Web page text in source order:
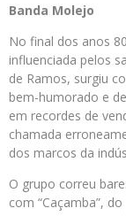
Banda Molejo
No final dos anos
influenciada pelos
de Ramos, surgiu
bem-humorado e
em recordes de
chamada
dos marcos da
O grupo correu
com “Caçamba”,